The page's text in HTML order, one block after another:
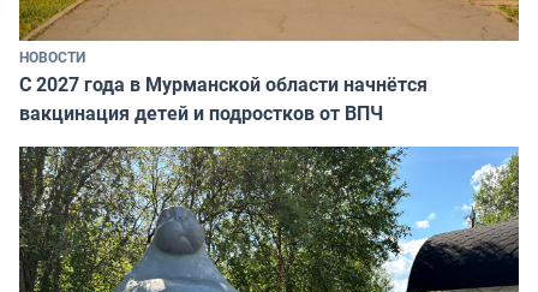
НОВОСТИ
С 2027 года в Мурманской области начнётся
вакцинация детей и подростков от ВПЧ